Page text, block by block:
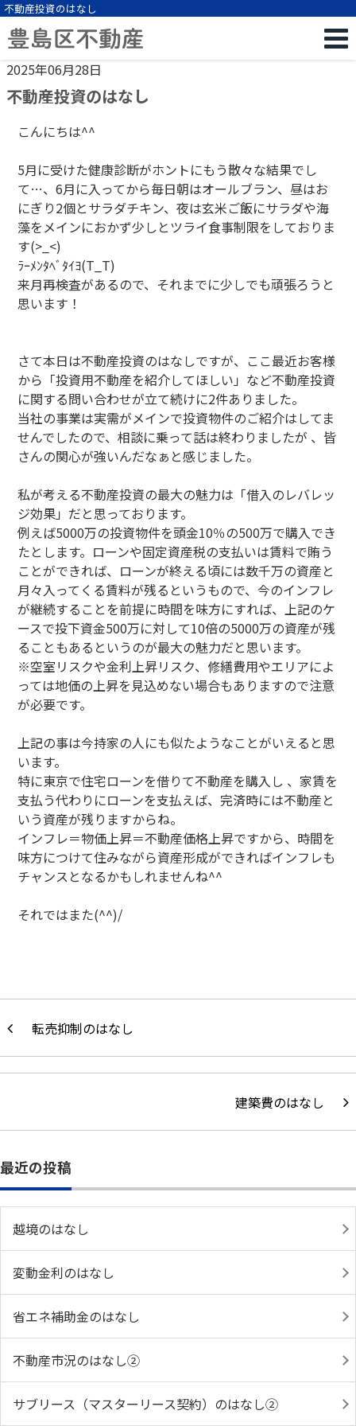
不動産投資のはなし
2025年06月28日
不動産投資のはなし
こんにちは^^
5月に受けた健康診断がホントにもう散々な結果でし
て…、6月に入ってから毎日朝はオールブラン、昼はお
にぎり2個とサラダチキン、夜は玄米ご飯にサラダや海
藻をメインにおかず少しとツライ食事制限をしておりま
す(>_<)
ﾗｰﾒﾝﾀﾍﾞﾀｲﾖ(T_T)
来月再検査があるので、それまでに少しでも頑張ろうと
思います！
さて本日は不動産投資のはなしですが、ここ最近お客様
から「投資用不動産を紹介してほしい」など不動産投資
に関する問い合わせが立て続けに2件ありました。
当社の事業は実需がメインで投資物件のご紹介はしてま
せんでしたので、相談に乗って話は終わりましたが 、皆
さんの関心が強いんだなぁと感じました。
私が考える不動産投資の最大の魅力は「借入のレバレッ
ジ効果」だと思っております。
例えば5000万の投資物件を頭金10％の500万で購入でき
たとします。ローンや固定資産税の支払いは賃料で賄う
ことができれば、ローンが終える頃には数千万の資産と
月々入ってくる賃料が残るというもので、今のインフレ
が継続することを前提に時間を味方にすれば、上記のケ
ースで投下資金500万に対して10倍の5000万の資産が残
ることもあるというのが最大の魅力だと思います。
※空室リスクや金利上昇リスク、修繕費用やエリアによ
っては地価の上昇を見込めない場合もありますので注意
が必要です。
上記の事は今持家の人にも似たようなことがいえると思
います。
特に東京で住宅ローンを借りて不動産を購入し 、家賃を
支払う代わりにローンを支払えば、完済時には不動産と
いう資産が残りますからね。
インフレ＝物価上昇＝不動産価格上昇ですから、時間を
味方につけて住みながら資産形成ができればインフレも
チャンスとなるかもしれませんね^^
それではまた(^^)/
転売抑制のはなし
建築費のはなし
最近の投稿
越境のはなし
変動金利のはなし
省エネ補助金のはなし
不動産市況のはなし②
サブリース（マスターリース契約）のはなし②